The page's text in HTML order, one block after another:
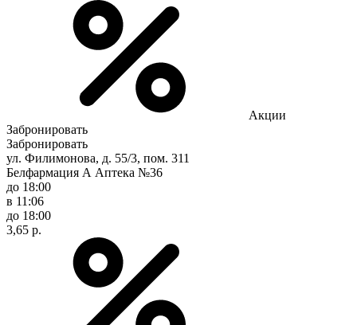
Акции
Забронировать
Забронировать
ул. Филимонова, д. 55/3, пом. 311
Белфармация А Аптека №36
до 18:00
в 11:06
до 18:00
3,65 р.